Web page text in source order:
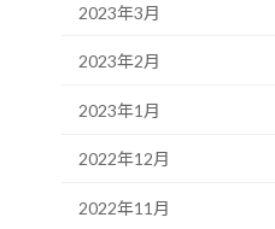
2023年3月
2023年2月
2023年1月
2022年12月
2022年11月